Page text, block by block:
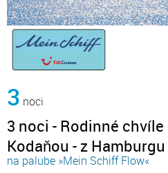
3 noci
3 noci - Rodinné
Kodaňou - z
na palube »Mein Schiff Flow«